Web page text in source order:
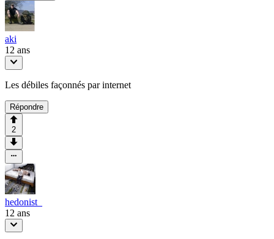
aki
12 ans
Les débiles façonnés par internet
Répondre
2
hedonist_
12 ans